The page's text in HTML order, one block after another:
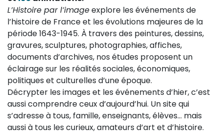
L’Histoire par l’imageexplore les événements de
l’histoire de France et les évolutions majeures de la
période 1643-1945. À travers des peintures, dessins,
gravures, sculptures, photographies, affiches,
documents d’archives, nos études proposent un
éclairage sur les réalités sociales, économiques,
politiques et culturelles d’une époque.
Décrypter les images et les événements d’hier, c’est
aussi comprendre ceux d’aujourd’hui. Un site qui
s’adresse à tous, famille, enseignants, élèves… mais
aussi à tous les curieux, amateurs d’art et d’histoire.